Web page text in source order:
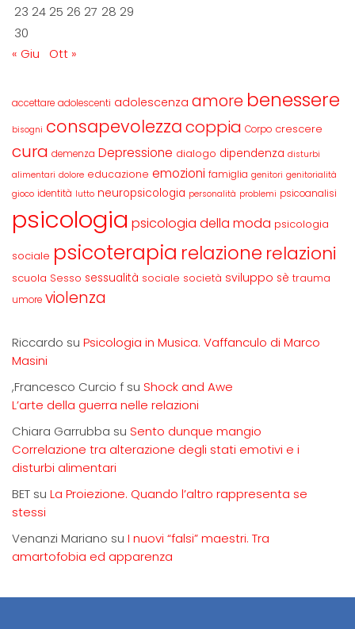
23 24 25 26 27 28 29
30
« Giu
Ott »
accettare adolescenti adolescenza amore benessere
bisogni consapevolezzacoppia Corpo crescere
cura demenza Depressione dialogo dipendenza disturbi
alimentari dolore educazione emozioni famiglia genitori genitorialità
gioco identità lutto neuropsicologia personalità problemi psicoanalisi
psicologia psicologia della moda psicologia
sociale psicoterapia relazione relazioni
scuola Sesso sessualità sociale società sviluppo sè trauma
umore violenza
Riccardo su Psicologia in Musica. Vaffanculo di Marco
Masini
,Francesco Curcio f su Shock and Awe
L’arte della guerra nelle relazioni
Chiara Garrubba su Sento dunque mangio
Correlazione tra alterazione degli stati emotivi e i
disturbi alimentari
BET su La Proiezione. Quando l’altro rappresenta se
stessi
Venanzi Mariano su I nuovi “falsi” maestri. Tra
amartofobia ed apparenza